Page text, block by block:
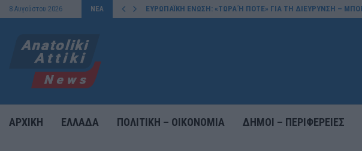
8 Αυγούστου 2026 ΝΕΑ ΕΥΡΩΠΑΪΚΗ ΕΝΩΣΗ: «ΤΩΡΑ Ή ΠΟΤΕ» ΓΙΑ ΤΗ ΔΙΕΥΡΥΝΣΗ –
ΑΡΧΙΚΗ ΕΛΛΑΔΑ ΠΟΛΙΤΙΚΗ – ΟΙΚΟΝΟΜΙΑ ΔΗΜΟΙ – ΠΕΡΙΦΕΡΕΙΕΣ